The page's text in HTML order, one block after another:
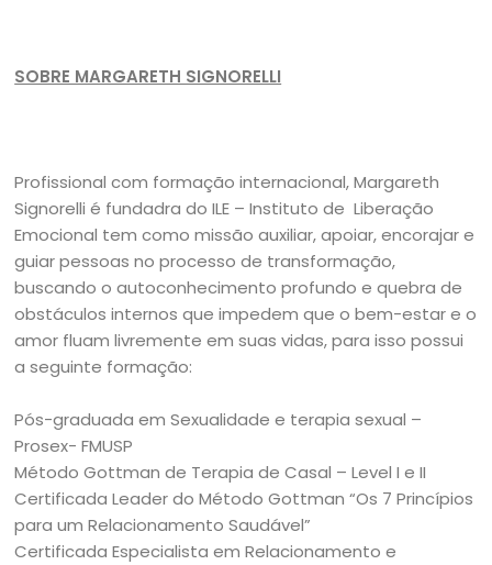
SOBRE MARGARETH SIGNORELLI
Profissional com formação internacional, Margareth
Signorelli é fundadra do ILE – Instituto de Liberação
Emocional tem como missão auxiliar, apoiar, encorajar e
guiar pessoas no processo de transformação,
buscando o autoconhecimento profundo e quebra de
obstáculos internos que impedem que o bem-estar e o
amor fluam livremente em suas vidas, para isso possui
a seguinte formação:
Pós-graduada em Sexualidade e terapia sexual –
Prosex- FMUSP
Método Gottman de Terapia de Casal – Level I e II
Certificada Leader do Método Gottman “Os 7 Princípios
para um Relacionamento Saudável”
Certificada Especialista em Relacionamento e